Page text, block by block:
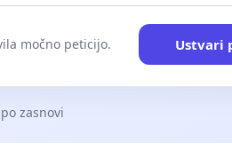
močno peticijo. Ustvari
zasnovi